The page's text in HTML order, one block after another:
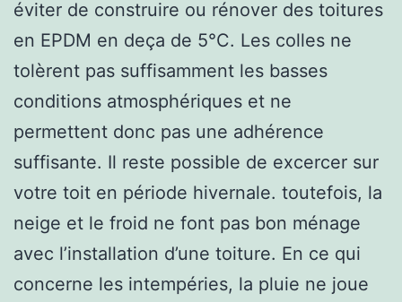
éviter de construire ou rénover des toitures
en EPDM en deça de 5°C. Les colles ne
tolèrent pas suffisamment les basses
conditions atmosphériques et ne
permettent donc pas une adhérence
suffisante. Il reste possible de excercer sur
votre toit en période hivernale. toutefois, la
neige et le froid ne font pas bon ménage
avec l’installation d’une toiture. En ce qui
concerne les intempéries, la pluie ne joue